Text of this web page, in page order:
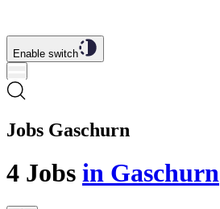
Enable switch
Jobs Gaschurn
4 Jobs in Gaschurn